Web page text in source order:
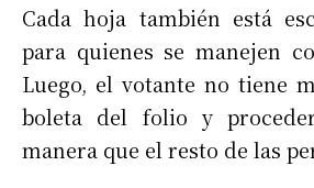
Cada hoja también está
para quienes se manejen
Luego, el votante no tiene
boleta del folio y
manera que el resto de las